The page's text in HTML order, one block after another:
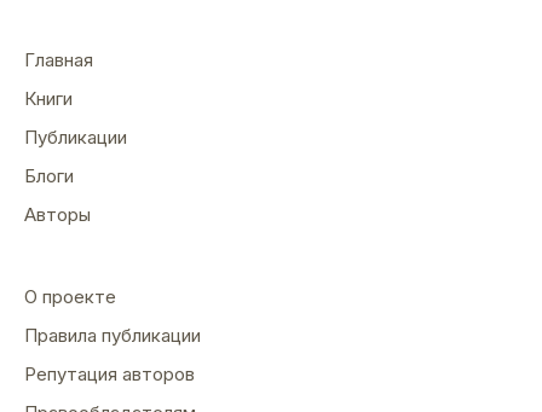
Главная
Книги
Публикации
Блоги
Авторы
О проекте
Правила публикации
Репутация авторов